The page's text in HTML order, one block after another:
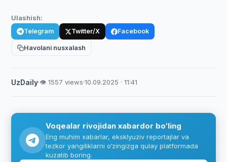
Ulashish:
Telegram Twitter/X Facebook
Havolani nusxalash
UzDaily·👁 1557 views·10.09.2025 · 11:41
Voqealar rivojidan xabardor bo‘ling
Eng muhim xabarlar, eksklyuziv reportajlar va
tezkor yangiliklarni o‘zingizga qulay platformada
kuzatib boring.